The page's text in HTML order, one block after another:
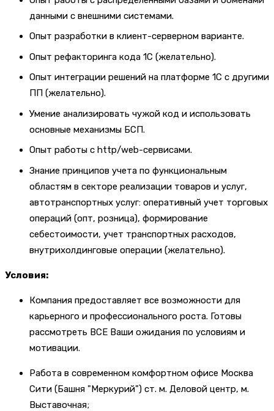
данными с внешними системами.
Опыт разработки в клиент-серверном варианте.
Опыт рефакторинга кода 1С (желательно).
Опыт интеграции решений на платформе 1С с другими
ПП (желательно).
Умение анализировать чужой код и использовать
основные механизмы БСП.
Опыт работы с http/web-сервисами.
Знание принципов учета по функциональным
областям в секторе реализации товаров и услуг,
автотранспортных услуг: оперативный учет торговых
операций (опт, розница), формирование
себестоимости, учет транспортных расходов,
внутрихолдинговые операции (желательно).
Условия:
Компания предоставляет все возможности для
карьерного и профессионального роста. Готовы
рассмотреть ВСЕ Ваши ожидания по условиям и
мотивации.
Работа в современном комфортном офисе Москва
Сити (Башня "Меркурий") ст. м. Деловой центр, м.
Выставочная;